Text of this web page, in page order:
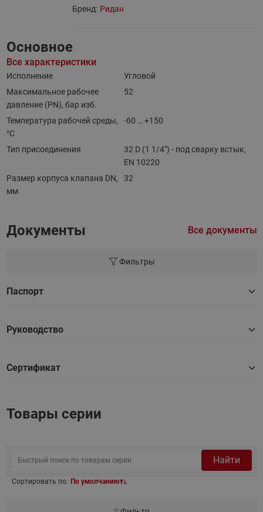
Бренд: Ридан
Основное
Все характеристики
Исполнение
Угловой
Максимальное рабочее
давление (PN), бар изб.
52
Температура рабочей среды,
°С
-60 … +150
Тип присоединения
32 D (1 1/4") - под сварку встык,
EN 10220
Размер корпуса клапана DN,
мм
32
Документы Все документы
Фильтры
Паспорт
Руководство
Сертификат
Товары серии
Найти
Сортировать по: По умолчанию